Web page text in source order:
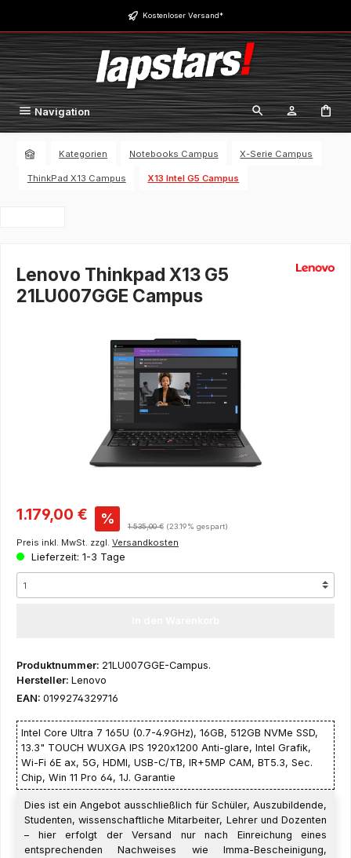
Zum Hauptinhalt springen Kostenloser Versand*
Navigation
Kategorien Notebooks Campus X-Serie Campus
ThinkPad X13 Campus X13 Intel G5 Campus
Lenovo Thinkpad X13 G5
21LU007GGE Campus
Verkaufspreis:
1.179,00 € % Regulärer Preis:
1.535,00 € (23.19% gespart)
Preis inkl. MwSt. zzgl. Versandkosten
Lieferzeit: 1-3 Tage
Produktnummer: 21LU007GGE-Campus.
Hersteller: Lenovo
EAN: 0199274329716
Intel Core Ultra 7 165U (0.7-4.9GHz), 16GB, 512GB NVMe SSD,
13.3" TOUCH WUXGA IPS 1920x1200 Anti-glare, Intel Grafik,
Wi-Fi 6E ax, 5G, HDMI, USB-C/TB, IR+5MP CAM, BT5.3, Sec.
Chip, Win 11 Pro 64, 1J. Garantie
Dies ist ein Angebot ausschließlich für Schüler, Auszubildende,
Studenten, wissenschaftliche Mitarbeiter, Lehrer und Dozenten
– hier erfolgt der Versand nur nach Einreichung eines
entsprechenden Nachweises wie Imma-Bescheinigung,